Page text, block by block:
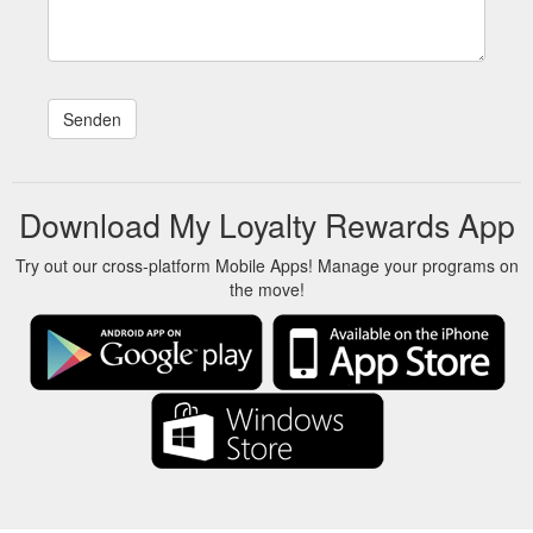
Download My Loyalty Rewards App
Try out our cross-platform Mobile Apps! Manage your programs on
the move!